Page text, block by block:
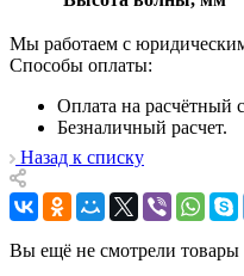
Мы работаем с
Способы оплаты:
Оплата на расчётный
Безналичный расчет.
Назад к списку
Вы ещё не смотрели товары